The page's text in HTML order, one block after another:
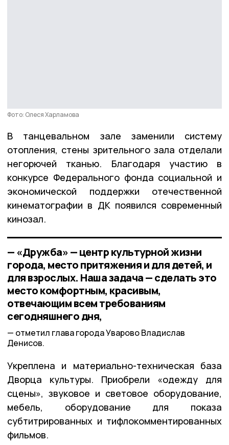
Фото: Олеся Харламова
В танцевальном зале заменили систему
отопления, стены зрительного зала отделали
негорючей тканью. Благодаря участию в
конкурсе Федерального фонда социальной и
экономической поддержки отечественной
кинематографии в ДК появился современный
кинозал.
— «Дружба» — центр культурной жизни
города, место притяжения и для детей, и
для взрослых. Наша задача — сделать это
место комфортным, красивым,
отвечающим всем требованиям
сегодняшнего дня,
отметил глава города Уварово Владислав
Денисов.
Укреплена и материально-техническая база
Дворца культуры. Приобрели «одежду для
сцены», звуковое и световое оборудование,
мебель, оборудование для показа
субтитрированных и тифлокомментированных
фильмов.